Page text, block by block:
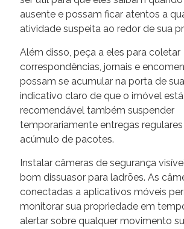
ausente e possam ficar atentos a
atividade suspeita ao redor de sua
Além disso, peça a eles para coletar
correspondências, jornais e
possam se acumular na porta de
indicativo claro de que o imóvel
recomendável também suspender
temporariamente entregas
acúmulo de pacotes.
Instalar câmeras de segurança
bom dissuasor para ladrões. As
conectadas a aplicativos móveis
monitorar sua propriedade em
alertar sobre qualquer movimento